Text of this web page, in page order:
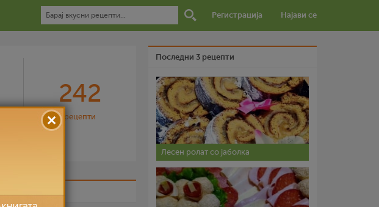
Регистрација Најави се
242
рецепти
Последни 3 рецепти
Лесен ролат со јаболка